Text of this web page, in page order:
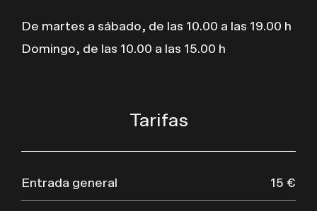
De martes a sábado, de las 10.00 a las 19.00 h
Domingo, de las 10.00 a las 15.00 h
Tarifas
Entrada general 15 €